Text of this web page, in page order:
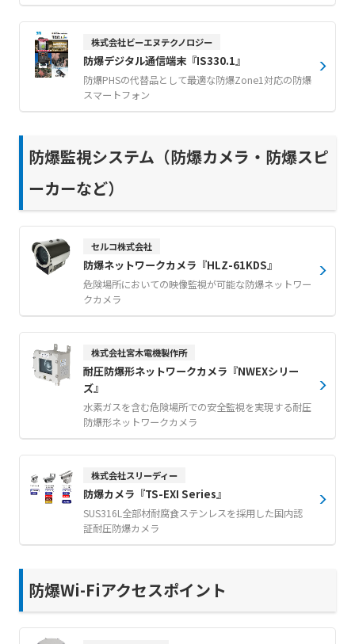
株式会社ビーエヌテクノロジー
防爆デジタル通信端末『IS330.1』
防爆PHSの代替品として最適な防爆Zone1対応の防爆
スマートフォン
防爆監視システム（防爆カメラ・防爆スピ
ーカーなど）
セルコ株式会社
防爆ネットワークカメラ『HLZ-61KDS』
危険場所においての映像監視が可能な防爆ネットワー
クカメラ
株式会社宮木電機製作所
耐圧防爆形ネットワークカメラ『NWEXシリー
ズ』
水素ガスを含む危険場所での安全監視を実現する耐圧
防爆形ネットワークカメラ
株式会社スリーディー
防爆カメラ『TS-EXI Series』
SUS316L全部材耐腐食ステンレスを採用した国内認
証耐圧防爆カメラ
防爆Wi-Fiアクセスポイント